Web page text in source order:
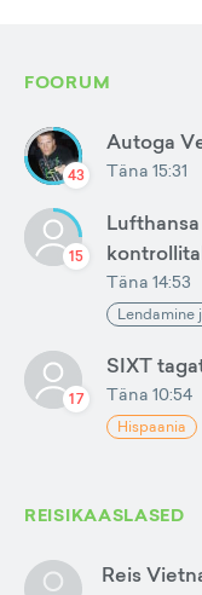
FOORUM
43
Autoga
Täna 15:31
15
Täna 14:53
Lendamine
17
SIXT
Täna 10:54
Hispaania
REISIKAASLASED
Reis